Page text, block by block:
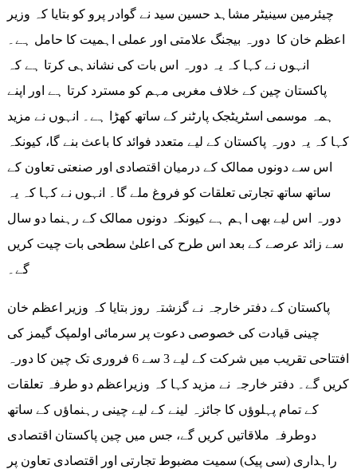
چیئرمین سینیٹر مشاہد حسین سید نے گوادر پرو کو بتایا کہ وزیر
اعظم خان کا دورہ بیجنگ علامتی اور عملی اہمیت کا حامل ہے۔
انہوں نے کہا کہ یہ دورہ اس بات کی نشاندہی کرتا ہے کہ
پاکستان چین کے خلاف مغربی مہم کو مسترد کرتا ہے اور اپنے
ہمہ موسمی اسٹریٹجک پارٹنر کے ساتھ کھڑا ہے۔ انہوں نے مزید
کہا کہ یہ دورہ پاکستان کے لیے متعدد فوائد کا باعث بنے گا، کیونکہ
اس سے دونوں ممالک کے درمیان اقتصادی اور صنعتی تعاون کے
ساتھ ساتھ تجارتی تعلقات کو فروغ ملے گا۔ انہوں نے کہا کہ یہ
دورہ اس لیے بھی اہم ہے کیونکہ دونوں ممالک کے رہنما دو سال
سے زائد عرصے کے بعد اس طرح کی اعلیٰ سطحی بات چیت کریں
گے۔
پاکستان کے دفتر خارجہ نے گزشتہ روز بتایا کہ وزیر اعظم خان
چینی قیادت کی خصوصی دعوت پر سرمائی اولمپک گیمز کی
افتتاحی تقریب میں شرکت کے لیے 3 سے 6 فروری تک چین کا دورہ
کریں گے۔ دفتر خارجہ نے مزید کہا کہ وزیراعظم دو طرفہ تعلقات
کے تمام پہلوؤں کا جائزہ لینے کے لیے چینی رہنماؤں کے ساتھ
دوطرفہ ملاقاتیں کریں گے، جس میں چین پاکستان اقتصادی
راہداری (سی پیک) سمیت مضبوط تجارتی اور اقتصادی تعاون پر